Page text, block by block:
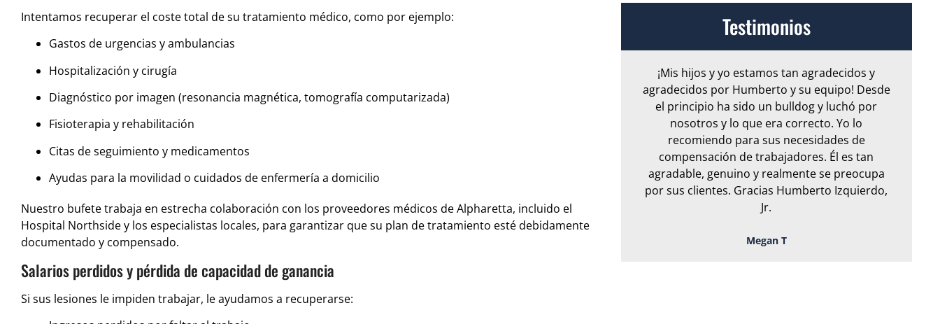
Intentamos recuperar el coste total de su tratamiento médico, como por ejemplo:
Gastos de urgencias y ambulancias
Hospitalización y cirugía
Diagnóstico por imagen (resonancia magnética, tomografía computarizada)
Fisioterapia y rehabilitación
Citas de seguimiento y medicamentos
Ayudas para la movilidad o cuidados de enfermería a domicilio
Nuestro bufete trabaja en estrecha colaboración con los proveedores médicos de Alpharetta, incluido el
Hospital Northside y los especialistas locales, para garantizar que su plan de tratamiento esté debidamente
documentado y compensado.
Salarios perdidos y pérdida de capacidad de ganancia
Si sus lesiones le impiden trabajar, le ayudamos a recuperarse:
Testimonios
¡Mis hijos y yo estamos tan agradecidos y
agradecidos por Humberto y su equipo! Desde
el principio ha sido un bulldog y luchó por
nosotros y lo que era correcto. Yo lo
recomiendo para sus necesidades de
compensación de trabajadores. Él es tan
agradable, genuino y realmente se preocupa
por sus clientes. Gracias Humberto Izquierdo,
Jr.
Megan T